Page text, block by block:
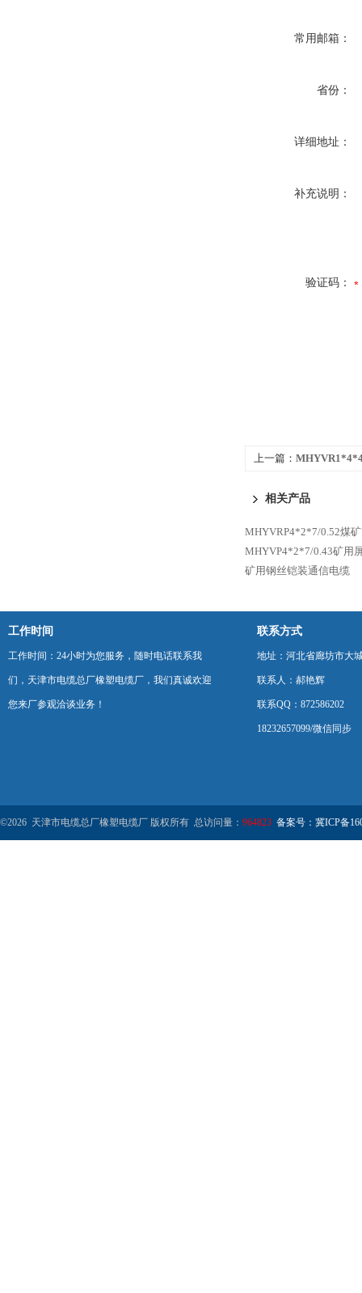
常用邮箱：
省份：
详细地址：
补充说明：
验证码：
上一篇：
相关产品
MHYVRP4*2*7/0.52煤
MHYVP4*2*7/0.43矿用
矿用钢丝铠装通信电缆
工作时间
工作时间：24小时为您服务，随时电话联系我
们，天津市电缆总厂橡塑电缆厂，我们真诚欢迎
您来厂参观洽谈业务！
联系方式
地址：河北省廊坊市大
联系人：郝艳辉
联系QQ：872586202
18232657099/微信同步
©2026 天津市电缆总厂橡塑电缆厂 版权所有 总访问量： 964823 备案号：冀ICP备